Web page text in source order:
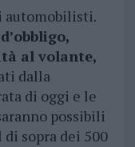
automobilisti.
al volante,
dalla
di oggi e le
possibili
sopra dei 500